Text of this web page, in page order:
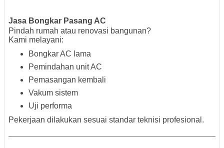
Jasa Bongkar Pasang AC
Pindah rumah atau renovasi bangunan?
Kami melayani:
Bongkar AC lama
Pemindahan unit AC
Pemasangan kembali
Vakum sistem
Uji performa
Pekerjaan dilakukan sesuai standar teknisi profesional.